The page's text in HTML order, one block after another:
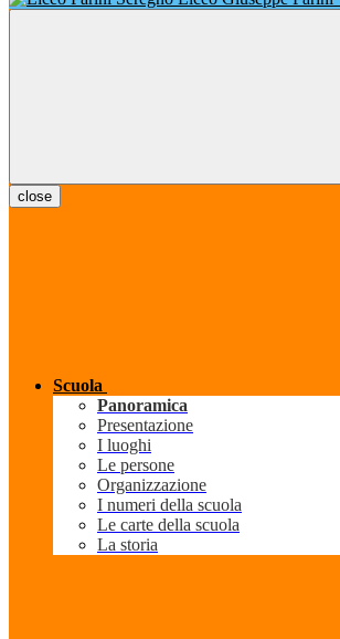
close
Scuola
Panoramica
Presentazione
I luoghi
Le persone
Organizzazione
I numeri della scuola
Le carte della scuola
La storia